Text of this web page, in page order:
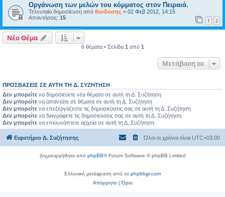
Οργάνωση των μελών του κόμματος στον Πειραιά.
Τελευταία δημοσίευση από θεοδοσης « 02 Φεβ 2012, 14:15
Απαντήσεις: 15 1 2
Νέο Θέμα
6 θέματα • Σελίδα 1 από 1
Μετάβαση σε
ΠΡΟΣΒΆΣΕΙΣ ΣΕ ΑΥΤΉ ΤΗ Δ. ΣΥΖΉΤΗΣΗ
Δεν μπορείτε να δημοσιεύετε νέα θέματα σε αυτή τη Δ. Συζήτηση
Δεν μπορείτε να απαντάτε σε θέματα σε αυτή τη Δ. Συζήτηση
Δεν μπορείτε να επεξεργάζεστε τις δημοσιεύσεις σας σε αυτή τη Δ. Συζήτηση
Δεν μπορείτε να διαγράφετε τις δημοσιεύσεις σας σε αυτή τη Δ. Συζήτηση
Δεν μπορείτε να επισυνάπτετε αρχεία σε αυτή τη Δ. Συζήτηση
Ευρετήριο Δ. Συζήτησης Όλοι οι χρόνοι είναι UTC+03:00
Δημιουργήθηκε από phpBB® Forum Software © phpBB Limited
Ελληνική μετάφραση από το phpbbgr.com
Απόρρητο|Όροι